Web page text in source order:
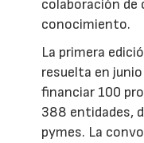
colaboración de
conocimiento.
La primera
resuelta en
financiar 100
388 entidades,
pymes. La